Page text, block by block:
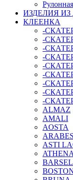
ИЗДЕЛИЯ ИЗ
КЛЕЕНКА
-
-
-
-
-
-
-
-
-
ALMAZ
AMALI
AOSTA
ASTI
ATHENA